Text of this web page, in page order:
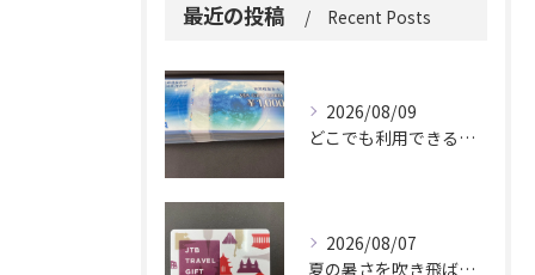
最近の投稿 Recent Posts
2026/08/09
どこでも利用できる便利さ。
2026/08/07
夏の暑さを吹き飛ばしに来てください。